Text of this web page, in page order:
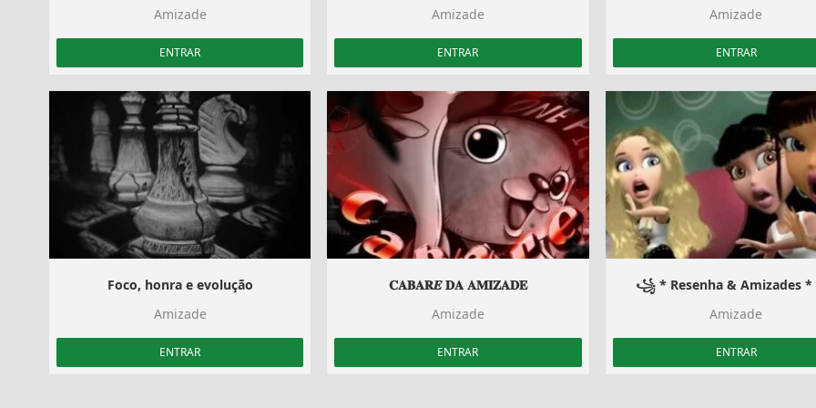
Amizade
ENTRAR
Amizade
ENTRAR
Amizade
ENTRAR
Foco, honra e evolução
Amizade
ENTRAR
𝐂𝐀𝐁𝐀𝐑𝑬 𝐃𝐀 𝐀𝐌𝐈𝐙𝐀𝐃𝐄
Amizade
ENTRAR
꧁ * Resenha & Amizades
Amizade
ENTRAR